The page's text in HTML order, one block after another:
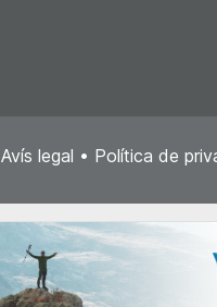
Avís legal • Política de